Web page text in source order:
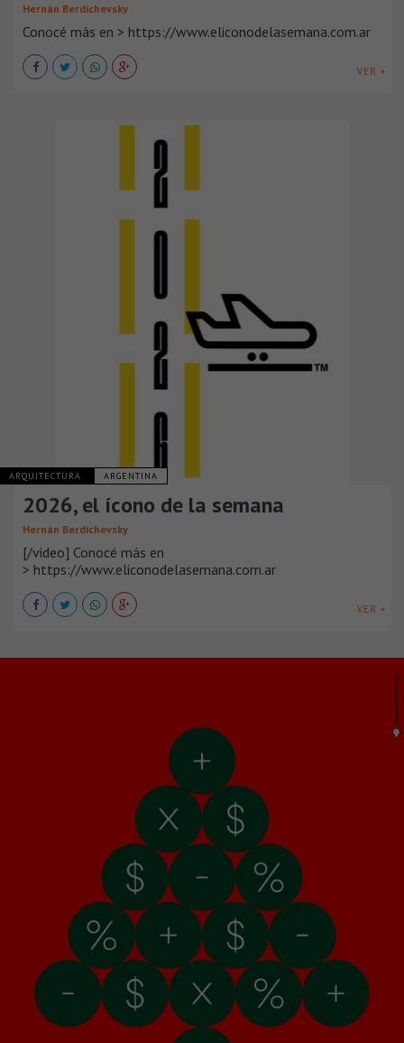
Hernán Berdichevsky
Conocé más en > https://www.eliconodelasemana.com.ar
VER +
ARQUITECTURA ARGENTINA
2026, el ícono de la semana
Hernán Berdichevsky
[/video] Conocé más en
> https://www.eliconodelasemana.com.ar
VER +